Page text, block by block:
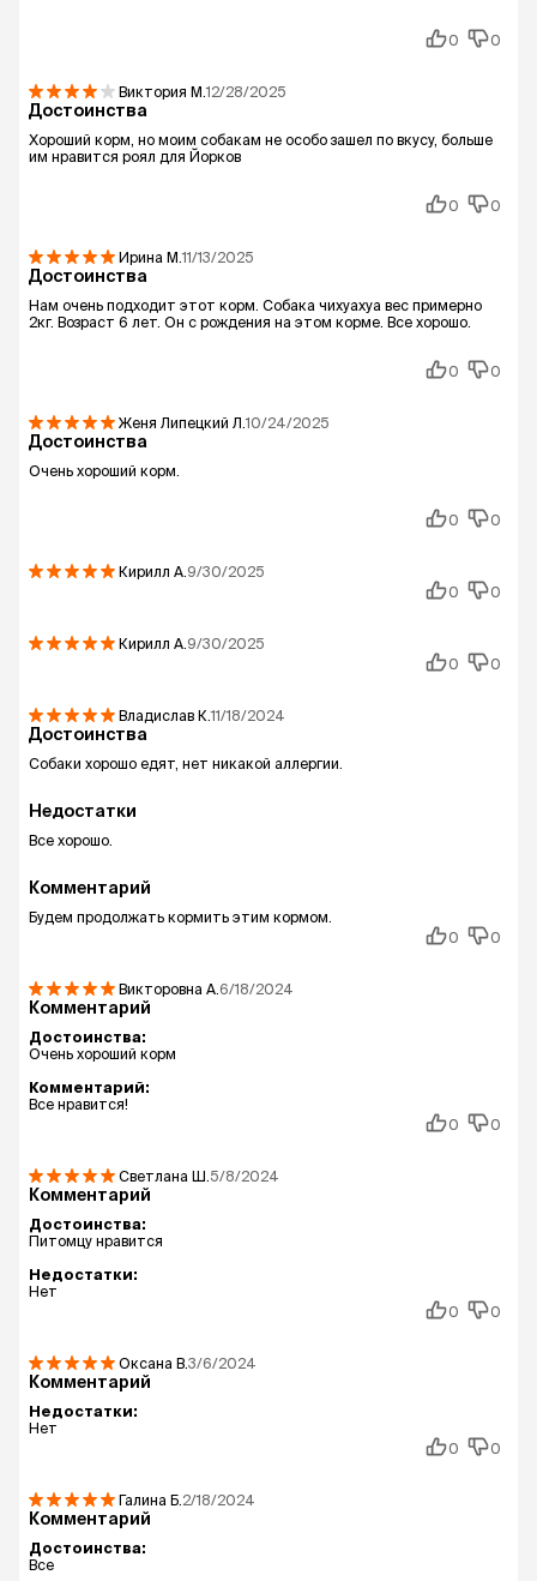
0 0
Виктория М.12/28/2025
Достоинства
Хороший корм, но моим собакам не особо зашел по вкусу, больше
им нравится роял для Йорков
0 0
Ирина М.11/13/2025
Достоинства
Нам очень подходит этот корм. Собака чихуахуа вес примерно
2кг. Возраст 6 лет. Он с рождения на этом корме. Все хорошо.
0 0
Женя Липецкий Л.10/24/2025
Достоинства
Очень хороший корм.
0 0
Кирилл А. 9/30/2025
0
0
Кирилл А. 9/30/2025
0
0
Владислав К.11/18/2024
Достоинства
Собаки хорошо едят, нет никакой аллергии.
Недостатки
Все хорошо.
Комментарий
Будем продолжать кормить этим кормом.
0
0
Викторовна А. 6/18/2024
Комментарий
Достоинства:
Очень хороший корм
Комментарий:
Все нравится!
0
0
Светлана Ш. 5/8/2024
Комментарий
Достоинства:
Питомцу нравится
Недостатки:
Нет
0
0
Оксана В. 3/6/2024
Комментарий
Недостатки:
Нет
0
0
Галина Б. 2/18/2024
Комментарий
Достоинства:
Все